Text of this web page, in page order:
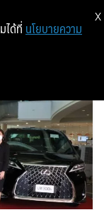
ได้ที่ นโยบายความ
X